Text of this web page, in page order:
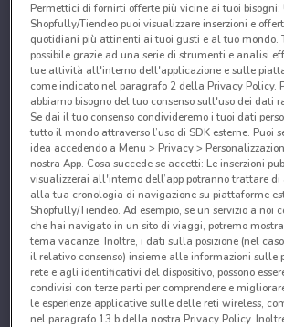
Permettici di fornirti offerte più vicine ai tuoi bisogni:
Shopfully/Tiendeo puoi visualizzare inserzioni e
quotidiani più attinenti ai tuoi gusti e al tuo mondo.
possibile grazie ad una serie di strumenti e analisi
tue attività all'interno dell'applicazione e sulle
come indicato nel paragrafo 2 della Privacy Policy.
abbiamo bisogno del tuo consenso sull'uso dei dati
Se dai il tuo consenso condivideremo i tuoi dati
tutto il mondo attraverso l’uso di SDK esterne. Puoi
idea accedendo a Menu > Privacy >
nostra App. Cosa succede se accetti: Le inserzioni
visualizzerai all'interno dell’app potranno trattare
alla tua cronologia di navigazione su piattaforme
Shopfully/Tiendeo. Ad esempio, se un servizio a noi
che hai navigato in un sito di viaggi, potremo
tema vacanze. Inoltre, i dati sulla posizione (nel
il relativo consenso) insieme alle informazioni sulle
rete e agli identificativi del dispositivo, possono
condivisi con terze parti per comprendere e
le esperienze applicative sulle delle reti wireless,
nel paragrafo 13.b della nostra Privacy Policy.